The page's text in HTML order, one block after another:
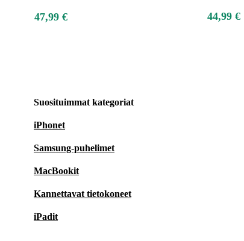
47,99 € 44,99 €
Suosituimmat kategoriat
iPhonet
Samsung-puhelimet
MacBookit
Kannettavat tietokoneet
iPadit